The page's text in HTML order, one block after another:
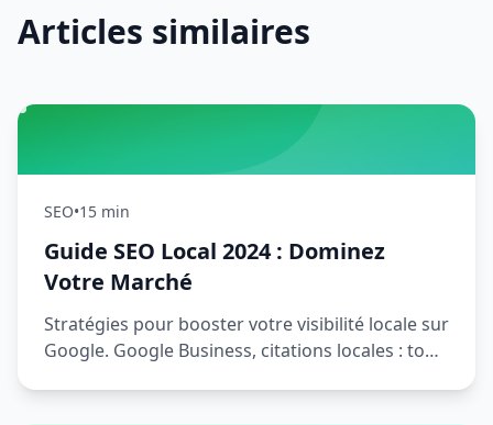
Articles similaires
SEO•15 min
Guide SEO Local 2024 : Dominez
Votre Marché
Stratégies pour booster votre visibilité locale sur
Google. Google Business, citations locales : tout